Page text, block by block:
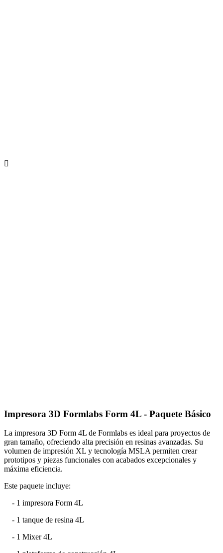
Impresora 3D Formlabs Form 4L - Paquete Básico
La impresora 3D Form 4L de Formlabs es ideal para proyectos de
gran tamaño, ofreciendo alta precisión en resinas avanzadas. Su
volumen de impresión XL y tecnología MSLA permiten crear
prototipos y piezas funcionales con acabados excepcionales y
máxima eficiencia.
Este paquete incluye:
- 1 impresora Form 4L
- 1 tanque de resina 4L
- 1 Mixer 4L